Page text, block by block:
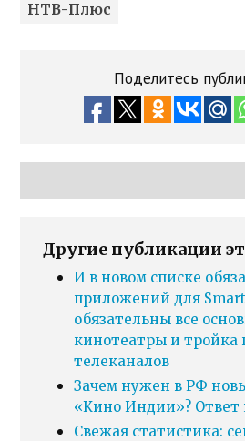
НТВ-Плюс
Поделитесь
Другие публикации
И в новом списке
приложений для
обязательны все
кинотеатры и тройка
телеканалов
Зачем нужен в РФ
«Кино Индии»? Ответ
Свежая статистика: